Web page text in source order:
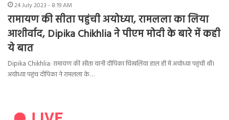
24 July 2023 - 8:19 AM
रामायण की सीता पहुंची अयोध्या, रामलला का लिया
आशीर्वाद, Dipika Chikhlia ने पीएम मोदी के बारे में कही
ये बात
Dipika Chikhlia: रामायण की सीता यानी दीपिका चिखलिया हाल ही में अयोध्या पहुंची थीं।
अयोध्या पहुंच दीपिका ने रामलला के…